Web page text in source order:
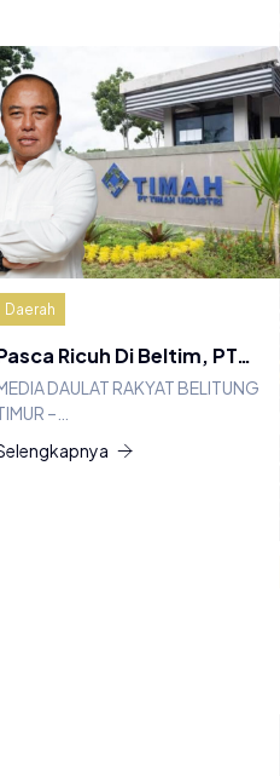
Daerah
Ricuh Di Beltim, PT…
DAULAT RAKYAT BELITUNG
–…